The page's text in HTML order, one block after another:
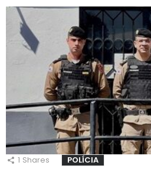
1 Shares POLÍCIA